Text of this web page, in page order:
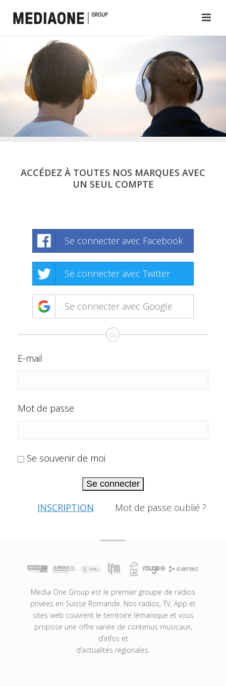
ACCÉDEZ À TOUTES NOS MARQUES AVEC
UN SEUL COMPTE
Se connecter avec Facebook
Se connecter avec Twitter
Se connecter avec Google
ou
E-mail
Mot de passe
Se souvenir de moi
Se connecter
INSCRIPTION Mot de passe oublié ?
Media One Group est le premier groupe de radios
privées en Suisse Romande. Nos radios, TV, App et
sites web couvrent le territoire lémanique et vous
propose une offre variée de contenus musicaux,
d’infos et
d’actualités régionales.